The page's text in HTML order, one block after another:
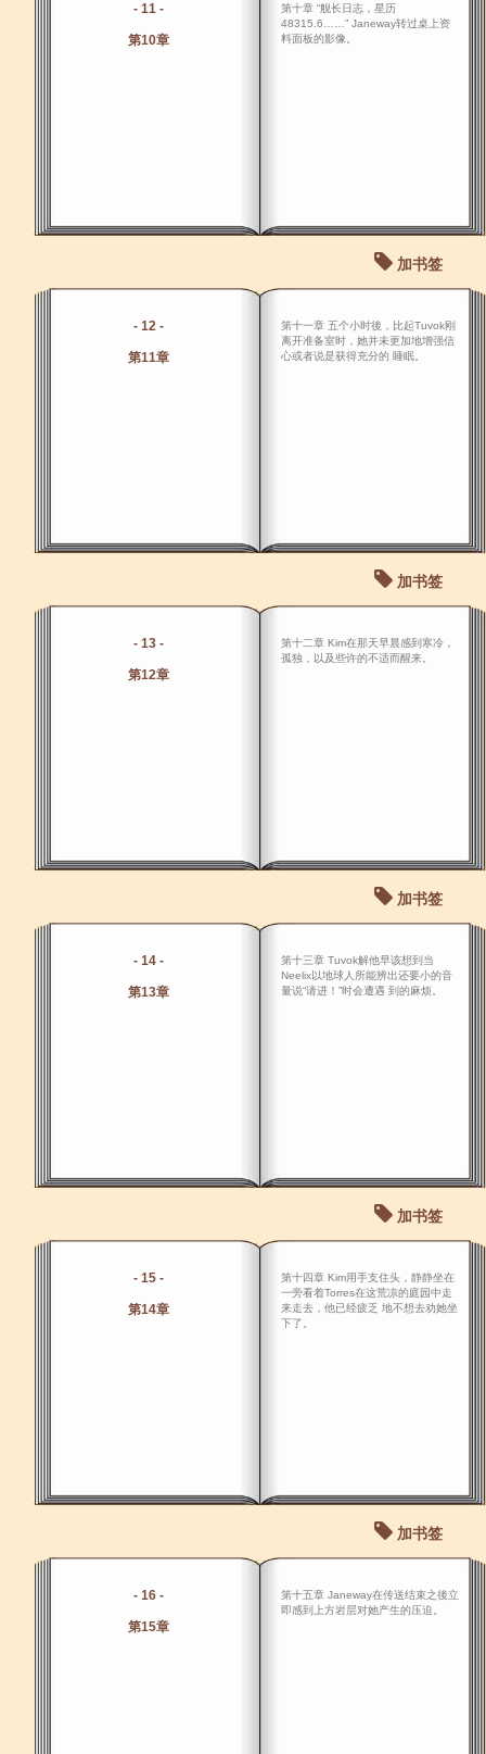
- 11 -
第10章
第十章 “舰长日志，星历
48315.6……” Janeway转过桌上资
料面板的影像。
加书签
- 12 -
第11章
第十一章 五个小时後，比起Tuvok刚
离开准备室时，她并未更加地增强信
心或者说是获得充分的 睡眠。
加书签
- 13 -
第12章
第十二章 Kim在那天早晨感到寒冷，
孤独，以及些许的不适而醒来。
加书签
- 14 -
第13章
第十三章 Tuvok解他早该想到当
Neelix以地球人所能辨出还要小的音
量说“请进！”时会遭遇 到的麻烦。
加书签
- 15 -
第14章
第十四章 Kim用手支住头，静静坐在
一旁看着Torres在这荒凉的庭园中走
来走去，他已经疲乏 地不想去劝她坐
下了。
加书签
- 16 -
第15章
第十五章 Janeway在传送结束之後立
即感到上方岩层对她产生的压迫。